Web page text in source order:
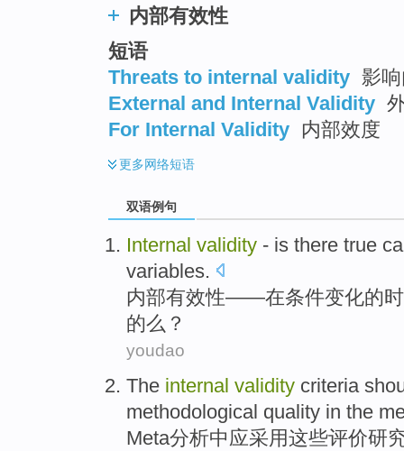
内部有效性
短语
Threats to internal validity 影
External and Internal Validity
For Internal Validity 内部效度
更多网络短语
双语例句
Internal validity - is there true
variables.
内部有效性——在条件变化的
的么？
youdao
The internal validity criteria
methodological quality in the
Meta分析中应采用这些评价研